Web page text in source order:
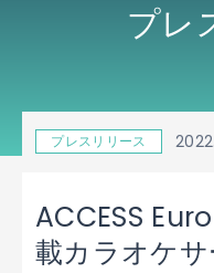
プレ
プレスリリース
ACCESS
載カラオケ